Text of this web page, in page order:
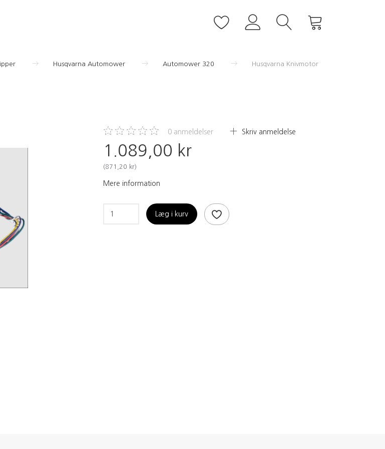
Husqvarna Automower Automower 320 Husqvarna Knivmotor
0 anmeldelser Skriv anmeldelse
1.089,00 kr
(871,20 kr)
Mere information
Læg i kurv